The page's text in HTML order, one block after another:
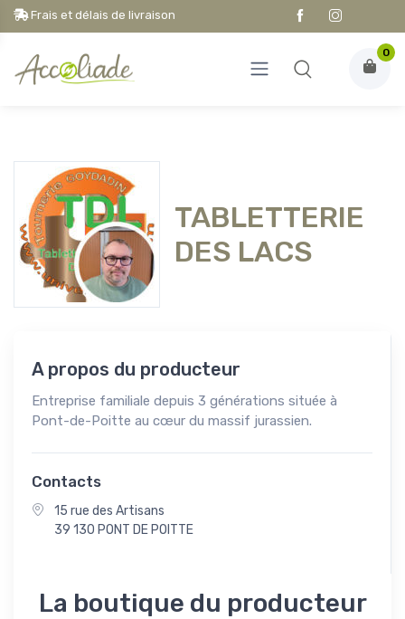
Frais et délais de livraison
0
TABLETTERIE
DES LACS
A propos du producteur
Entreprise familiale depuis 3 générations située à
Pont-de-Poitte au cœur du massif jurassien.
Contacts
15 rue des Artisans
39 130 PONT DE POITTE
La boutique du producteur